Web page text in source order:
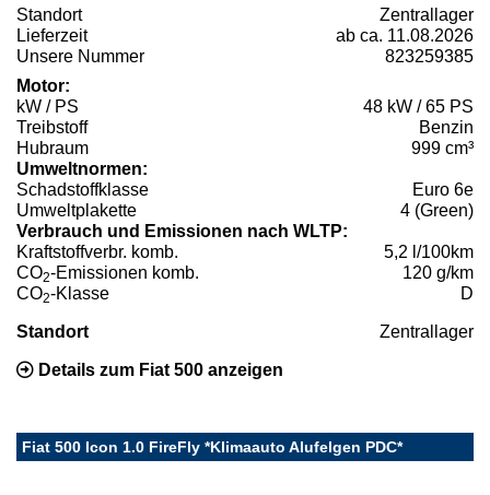
Standort
Zentrallager
Lieferzeit
ab ca. 11.08.2026
Unsere Nummer
823259385
Motor:
kW / PS
48 kW / 65 PS
Treibstoff
Benzin
Hubraum
999 cm³
Umweltnormen:
Schadstoffklasse
Euro 6e
Umweltplakette
4 (Green)
Verbrauch und Emissionen nach WLTP:
Kraftstoffverbr. komb.
5,2 l/100km
CO2-Emissionen komb.
120 g/km
CO2-Klasse D
Standort Zentrallager
Details zum Fiat 500 anzeigen
Fiat 500 Icon 1.0 FireFly *Klimaauto Alufelgen PDC*